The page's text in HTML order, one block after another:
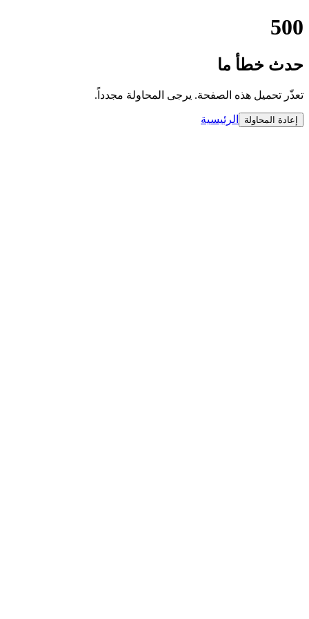
500
حدث خطأ ما
تعذّر تحميل هذه الصفحة. يرجى المحاولة مجدداً.
إعادة المحاولة الرئيسية